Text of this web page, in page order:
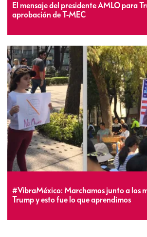
El mensaje del presidente AMLO para
aprobación de T-MEC
#VibraMéxico: Marchamos junto a los
Trump y esto fue lo que aprendimos